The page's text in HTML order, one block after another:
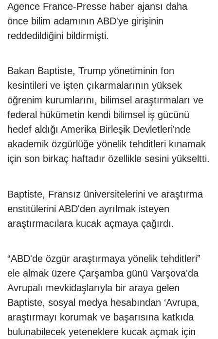
Agence France-Presse haber ajansı daha
önce bilim adamının ABD'ye girişinin
reddedildiğini bildirmişti.
Bakan Baptiste, Trump yönetiminin fon
kesintileri ve işten çıkarmalarının yüksek
öğrenim kurumlarını, bilimsel araştırmaları ve
federal hükümetin kendi bilimsel iş gücünü
hedef aldığı Amerika Birleşik Devletleri'nde
akademik özgürlüğe yönelik tehditleri kınamak
için son birkaç haftadır özellikle sesini yükseltti.
Baptiste, Fransız üniversitelerini ve araştırma
enstitülerini ABD'den ayrılmak isteyen
araştırmacılara kucak açmaya çağırdı.
“ABD'de özgür araştırmaya yönelik tehditleri”
ele almak üzere Çarşamba günü Varşova'da
Avrupalı mevkidaşlarıyla bir araya gelen
Baptiste, sosyal medya hesabından ‘Avrupa,
araştırmayı korumak ve başarısına katkıda
bulunabilecek yeteneklere kucak açmak için